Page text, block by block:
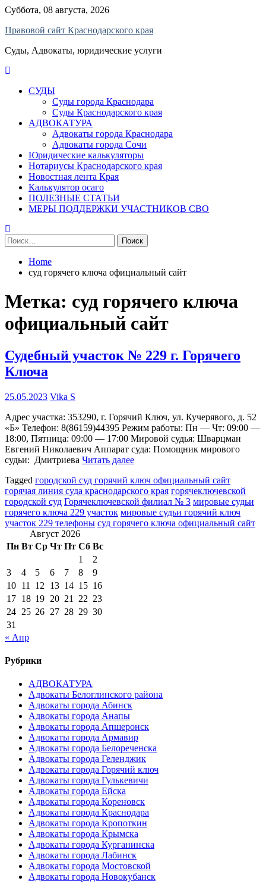
Skip
content
Суббота, 08 августа, 2026
Правовой сайт Краснодарского края
Суды, Адвокаты, юридические услуги
СУДЫ
Суды города Краснодара
Суды Краснодарского края
АДВОКАТУРА
Адвокаты города Краснодара
Адвокаты города Сочи
Юридические калькуляторы
Нотариусы Краснодарского края
Новостная лента Края
Калькулятор осаго
ПОЛЕЗНЫЕ СТАТЬИ
МЕРЫ ПОДДЕРЖКИ УЧАСТНИКОВ СВО
Найти:
Home
суд горячего ключа официальный сайт
Метка: суд горячего ключа
официальный сайт
Судебный участок № 229 г. Горячего
Ключа
25.05.2023 Vika S
Адрес участка: 353290, г. Горячий Ключ, ул. Кучерявого, д. 52
«Б» Телефон: 8(86159)44395 Режим работы: Пн — Чт: 09:00 —
18:00, Пятница: 09:00 — 17:00 Мировой судья: Шварцман
Евгений Николаевич Аппарат суда: Помощник мирового
судьи: Дмитриева Читать далее
Tagged городской суд горячий ключ официальный сайт
горячая линия суда краснодарского края горячеключевской
городской суд Горячеключевской филиал № 3 мировые судьи
горячего ключа 229 участок мировые судьи горячий ключ
участок 229 телефоны суд горячего ключа официальный сайт
Август 2026
Пн Вт Ср Чт Пт Сб Вс
1
2
3
4 5 6 7 8
9
10 11 12 13 14 15 16
17 18 19 20 21 22 23
24 25 26 27 28 29 30
31
« Апр
Рубрики
АДВОКАТУРА
Адвокаты Белоглинского района
Адвокаты города Абинск
Адвокаты города Анапы
Адвокаты города Апшеронск
Адвокаты города Армавир
Адвокаты города Белореченска
Адвокаты города Геленджик
Адвокаты города Горячий ключ
Адвокаты города Гулькевичи
Адвокаты города Ейска
Адвокаты города Кореновск
Адвокаты города Краснодара
Адвокаты города Кропоткин
Адвокаты города Крымска
Адвокаты города Курганинска
Адвокаты города Лабинск
Адвокаты города Мостовской
Адвокаты города Новокубанск